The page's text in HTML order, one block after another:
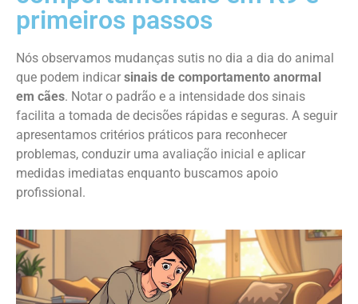
primeiros passos
Nós observamos mudanças sutis no dia a dia do animal
que podem indicar sinais de comportamento anormal
em cães. Notar o padrão e a intensidade dos sinais
facilita a tomada de decisões rápidas e seguras. A seguir
apresentamos critérios práticos para reconhecer
problemas, conduzir uma avaliação inicial e aplicar
medidas imediatas enquanto buscamos apoio
profissional.